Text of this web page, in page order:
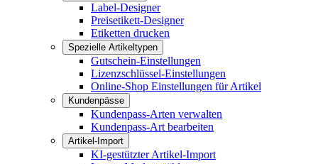
Label-Designer
Preisetikett-Designer
Etiketten drucken
Spezielle Artikeltypen
Gutschein-Einstellungen
Lizenzschlüssel-Einstellungen
Online-Shop Einstellungen für Artikel
Kundenpässe
Kundenpass-Arten verwalten
Kundenpass-Art bearbeiten
Artikel-Import
KI-gestützter Artikel-Import